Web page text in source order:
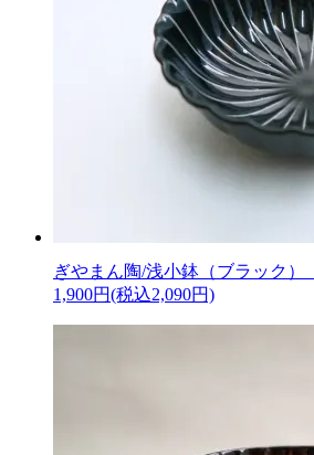
ぎやまん陶/浅小鉢（ブラック）
1,900円(税込2,090円)